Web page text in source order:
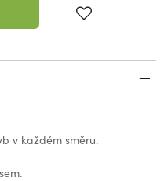
v každém směru.